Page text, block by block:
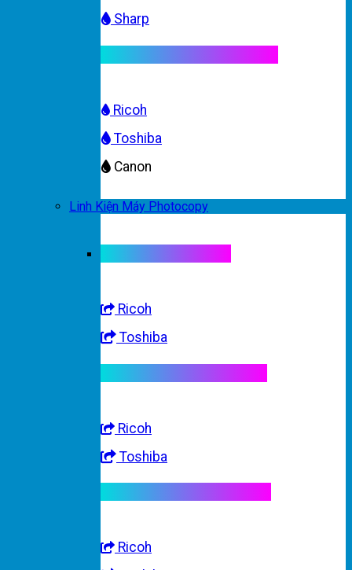
Sharp
Ricoh
Toshiba
Canon
Linh Kiện Máy Photocopy
Ricoh
Toshiba
Ricoh
Toshiba
Ricoh